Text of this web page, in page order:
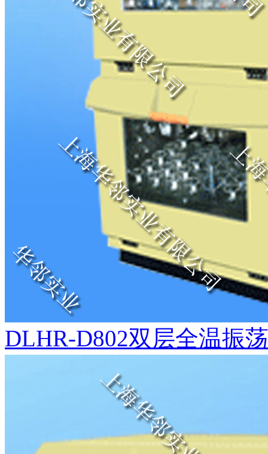
DLHR-D802双层全温振